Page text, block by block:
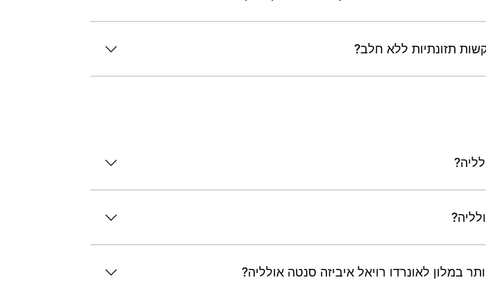
תזונתיות ללא חלב?
במלון לאונרדו רויאל איביזה סנטה אולליה?